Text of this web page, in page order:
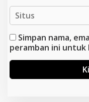
Simpan nama,
peramban ini